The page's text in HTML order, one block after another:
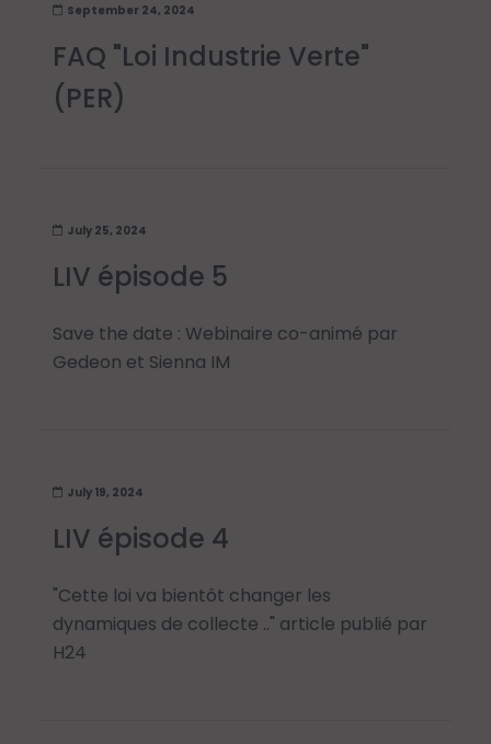
FAQ "Loi Industrie Verte"
(PER)
September 24, 2024
LIV épisode 5
Save the date : Webinaire co-animé par
Gedeon et Sienna IM
July 25, 2024
LIV épisode 4
"Cette loi va bientôt changer les
dynamiques de collecte .." article publié par
H24
July 19, 2024